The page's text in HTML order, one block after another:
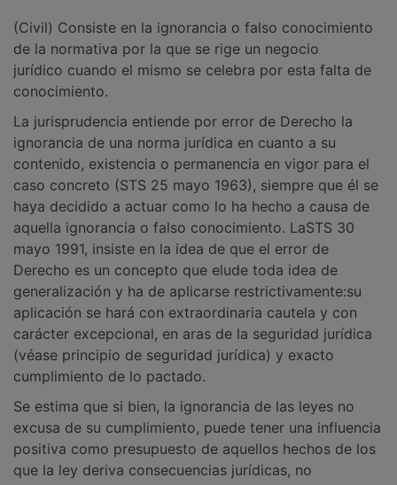
(Civil) Consiste en la ignorancia o falso conocimiento
de la normativa por la que se rige un negocio
jurídico cuando el mismo se celebra por esta falta de
conocimiento.
La jurisprudencia entiende por error de Derecho la
ignorancia de una norma jurídica en cuanto a su
contenido, existencia o permanencia en vigor para el
caso concreto (STS 25 mayo 1963), siempre que él se
haya decidido a actuar como lo ha hecho a causa de
aquella ignorancia o falso conocimiento. LaSTS 30
mayo 1991, insiste en la idea de que el error de
Derecho es un concepto que elude toda idea de
generalización y ha de aplicarse restrictivamente:su
aplicación se hará con extraordinaria cautela y con
carácter excepcional, en aras de la seguridad jurídica
(véase principio de seguridad jurídica) y exacto
cumplimiento de lo pactado.
Se estima que si bien, la ignorancia de las leyes no
excusa de su cumplimiento, puede tener una influencia
positiva como presupuesto de aquellos hechos de los
que la ley deriva consecuencias jurídicas, no